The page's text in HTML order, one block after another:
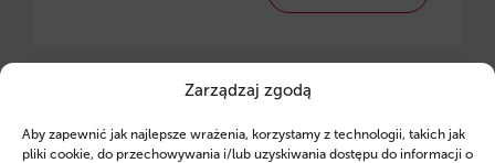
Zarządzaj zgodą
Aby zapewnić jak najlepsze wrażenia, korzystamy z technologii, takich jak
pliki cookie, do przechowywania i/lub uzyskiwania dostępu do informacji o
przedsiębiorców z regionu małopolskiego.